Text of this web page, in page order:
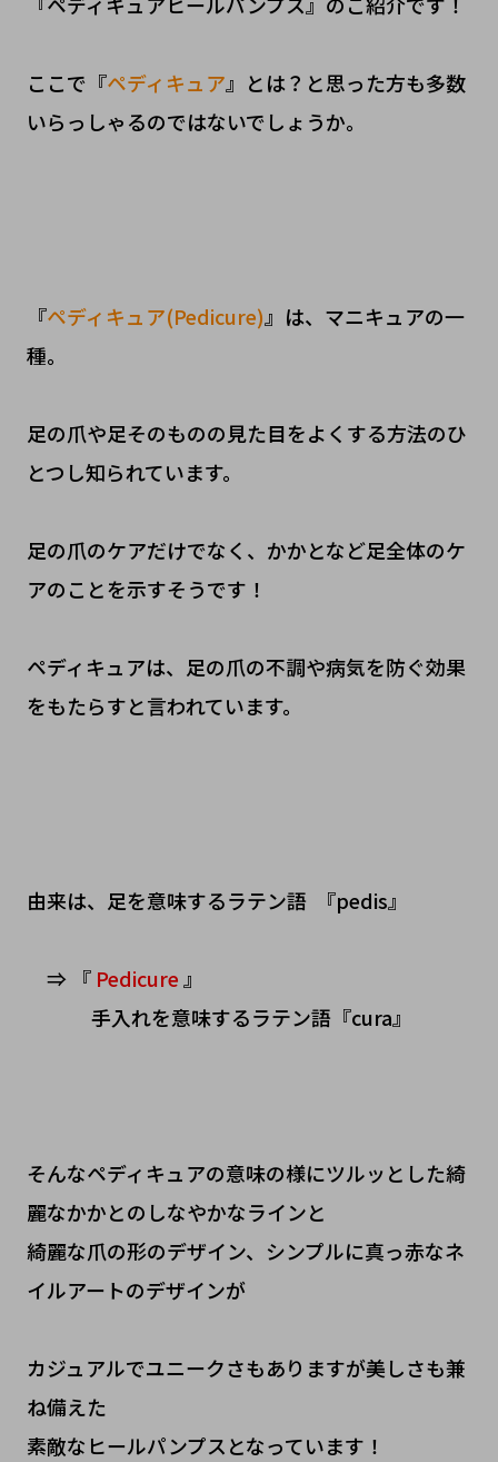
ここで『ペディキュア』とは？と思った方も多数
いらっしゃるのではないでしょうか。
『ペディキュア(Pedicure)』は、マニキュアの一
種。
足の爪や足そのものの見た目をよくする方法のひ
とつし知られています。
足の爪のケアだけでなく、かかとなど足全体のケ
アのことを示すそうです！
ペディキュアは、足の爪の不調や病気を防ぐ効果
をもたらすと言われています。
由来は、足を意味するラテン語 『pedis』
⇒ 『Pedicure』
手入れを意味するラテン語『cura』
そんなペディキュアの意味の様にツルッとした綺
麗なかかとのしなやかなラインと
綺麗な爪の形のデザイン、シンプルに真っ赤なネ
イルアートのデザインが
カジュアルでユニークさもありますが美しさも兼
ね備えた
素敵なヒールパンプスとなっています！